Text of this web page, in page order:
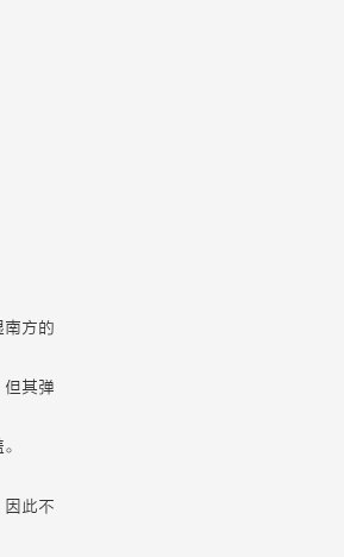
南方的
但其弹
因此不